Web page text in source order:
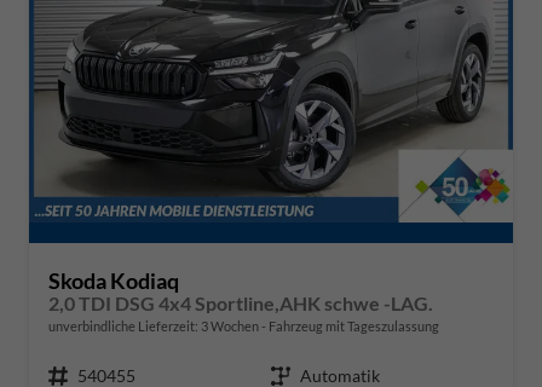
Skoda Kodiaq
2,0 TDI DSG 4x4 Sportline,AHK schwe -LAG.
unverbindliche Lieferzeit: 3 Wochen Fahrzeug mit Tageszulassung
Fahrzeugnr. 540455 Getriebe Automatik